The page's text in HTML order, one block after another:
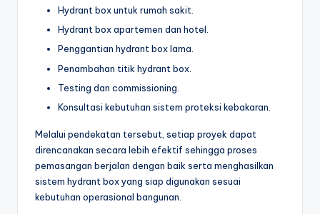
Hydrant box untuk rumah sakit.
Hydrant box apartemen dan hotel.
Penggantian hydrant box lama.
Penambahan titik hydrant box.
Testing dan commissioning.
Konsultasi kebutuhan sistem proteksi kebakaran.
Melalui pendekatan tersebut, setiap proyek dapat
direncanakan secara lebih efektif sehingga proses
pemasangan berjalan dengan baik serta menghasilkan
sistem hydrant box yang siap digunakan sesuai
kebutuhan operasional bangunan.